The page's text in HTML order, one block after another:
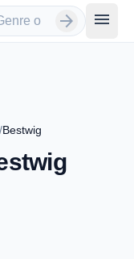
arrow_forward menu
/Bestwig